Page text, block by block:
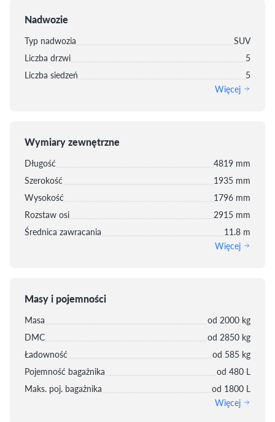
Nadwozie
Typ nadwozia
SUV
Liczba drzwi
5
Liczba siedzeń
5
Więcej
Wymiary zewnętrzne
Długość
4819 mm
Szerokość
1935 mm
Wysokość
1796 mm
Rozstaw osi
2915 mm
Średnica zawracania
11.8 m
Więcej
Masy i pojemności
Masa
od 2000 kg
DMC
od 2850 kg
Ładowność
od 585 kg
Pojemność bagażnika
od 480 L
Maks. poj. bagażnika
od 1800 L
Więcej